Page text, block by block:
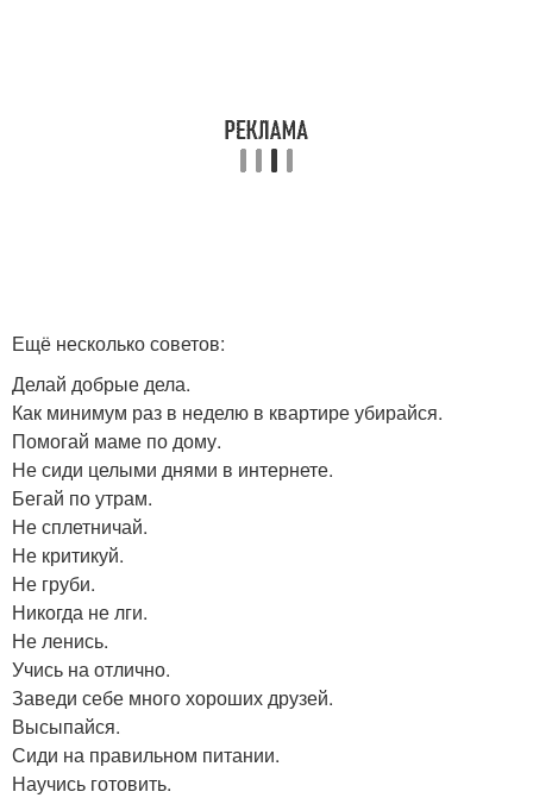
Ещё несколько советов:
Делай добрые дела.
Как минимум раз в неделю в квартире убирайся.
Помогай маме по дому.
Не сиди целыми днями в интернете.
Бегай по утрам.
Не сплетничай.
Не критикуй.
Не груби.
Никогда не лги.
Не ленись.
Учись на отлично.
Заведи себе много хороших друзей.
Высыпайся.
Сиди на правильном питании.
Научись готовить.